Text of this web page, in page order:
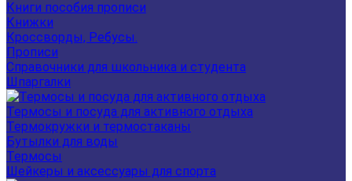
Книги пособия прописи
Книжки
Кроссворды, Ребусы.
Прописи
Справочники для школьника и студента
Шпаргалки
Термосы и посуда для активного отдыха
Термокружки и термостаканы
Бутылки для воды
Термосы
Шейкеры и аксессуары для спорта